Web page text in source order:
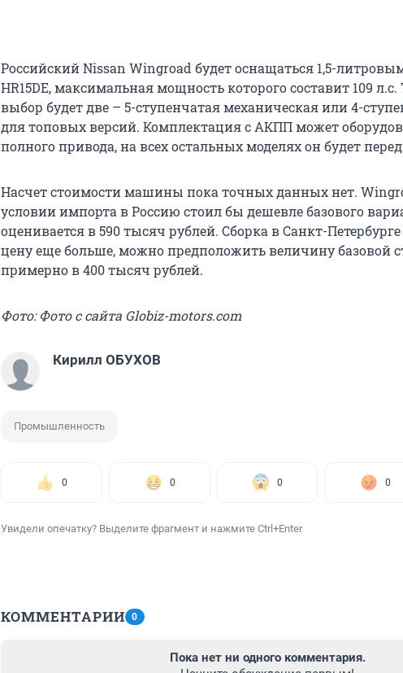
Российский Nissan Wingroad будет оснащаться 1,5-
HR15DE, максимальная мощность которого составит 109
выбор будет две – 5-ступенчатая механическая или 4-
для топовых версий. Комплектация с АКПП может
полного привода, на всех остальных моделях он будет
Насчет стоимости машины пока точных данных нет.
условии импорта в Россию стоил бы дешевле базового
оценивается в 590 тысяч рублей. Сборка в Санкт-
цену еще больше, можно предположить величину базовой
примерно в 400 тысяч рублей.
Фото: Фото с сайта Globiz-motors.com
Кирилл ОБУХОВ
Промышленность
0 0 0 0
Увидели опечатку? Выделите фрагмент и нажмите Ctrl+Enter
КОММЕНТАРИИ 0
Пока нет ни одного комментария.